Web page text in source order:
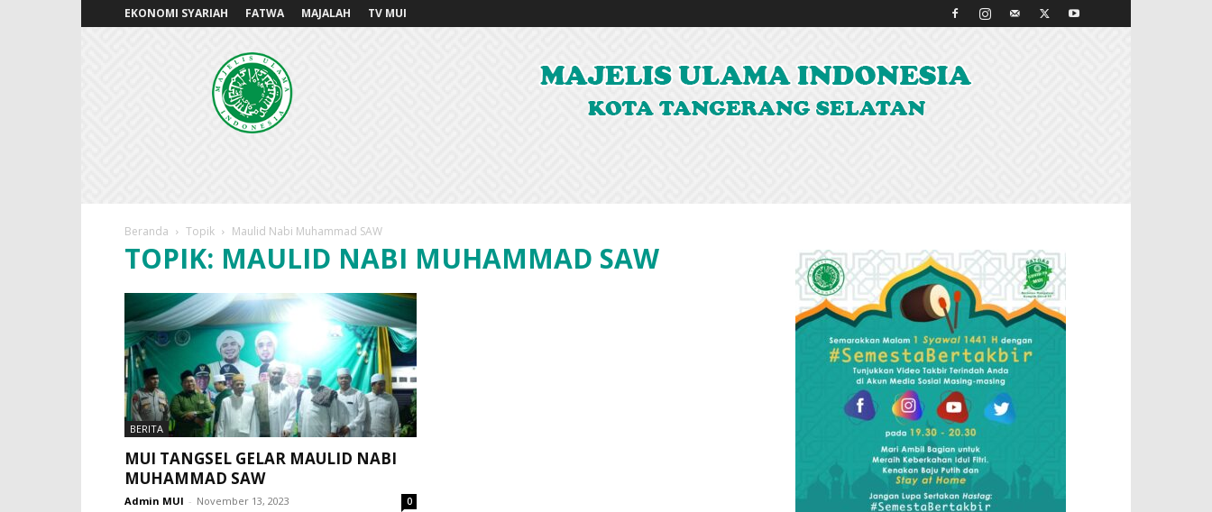
EKONOMI SYARIAH FATWA MAJALAH TV MUI
MUITANGSEL.OR.ID
Beranda Topik Maulid Nabi Muhammad SAW
TOPIK: MAULID NABI MUHAMMAD SAW
BERITA
MUI TANGSEL GELAR MAULID NABI
MUHAMMAD SAW
Admin MUI - November 13, 2023 0